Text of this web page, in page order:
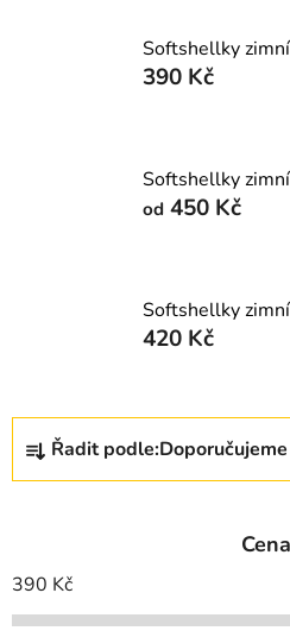
Softshellky
390 Kč
Softshellky
od 450 Kč
Softshellky
420 Kč
Ř
z
í
p
Řadit podle:Doporučujeme
Cena
390 Kč